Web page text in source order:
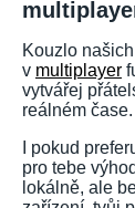
Kouzlo
v multiplayer
vytvářej
reálném
I pokud
pro tebe
lokálně, ale